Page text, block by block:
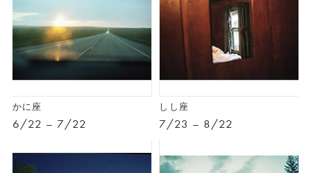
かに座
6/22 – 7/22
しし座
7/23 – 8/22